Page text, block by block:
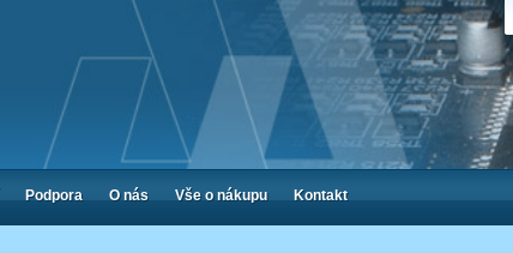
Podpora O nás Vše o nákupu Kontakt